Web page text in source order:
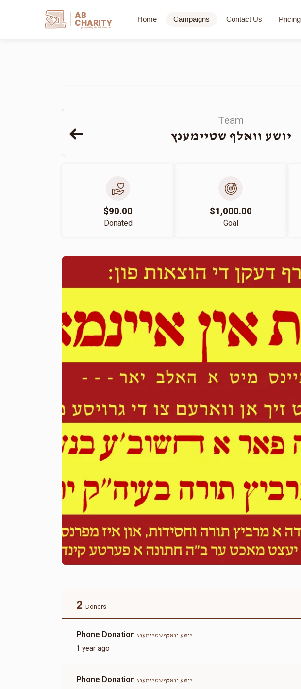
AB
CHARITY
powerd by ahblicklive.com
Home Campaigns Contact Us Pricing
Team
יושע וואלף שטיימענץ
$90.00
Donated
$1,000.00
Goal
2 Donors
Phone Donation יושע וואלף שטיימענץ
1 year ago
Phone Donation יושע וואלף שטיימענץ